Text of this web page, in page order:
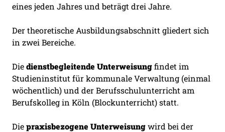
eines jeden Jahres und beträgt drei Jahre.
Der theoretische Ausbildungsabschnitt gliedert sich
in zwei Bereiche.
Diedienstbegleitende Unterweisungfindet im
Studieninstitut für kommunale Verwaltung (einmal
wöchentlich) und der Berufsschulunterricht am
Berufskolleg in Köln (Blockunterricht) statt.
Diepraxisbezogene Unterweisungwird bei der